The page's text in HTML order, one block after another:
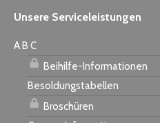
Unsere Serviceleistungen
A B C
Beihilfe-Informationen
Besoldungstabellen
Broschüren